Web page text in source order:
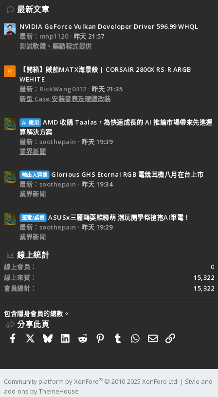
最新文章
NVIDIA GeForce Vulkan Developer Driver 596.99 WHQL
最新：mhp1120
昨天 21:57
測試軟體、驅動程式提供
R
【開箱】賊船MATX海景殼 | CORSAIR 2800X RS-R ARGB
WEHITE
最新：RickWang0412
昨天 21:35
新型 Case 安裝發表及硬體改裝
AI 應用 AMD 收購 Taalas，為快速成長的 AI 推論市場帶來先進運
算解決方案
最新：soothepain
昨天 19:39
業界新聞
輸出入週邊
Glorious GHS Eternal RGB 電競耳機八月在台上市
最新：soothepain
昨天 19:34
業界新聞
筆電/桌機 ASUSx三麗鷗耍酷聯萌 潮玩開學祭搶抱AI筆電！
最新：soothepain
昨天 19:29
業界新聞
線上統計
線上會員
0
線上來賓
15,322
會員總計
15,322
包含隱身會員的總數。
分享此頁
FacebookBlueskyLinkedIn
RedditPinterestTumblrWhatsApp
電子郵件
連結
Community platform by XenForo® © 2010-2025 XenForo Ltd. | Style and
add-ons by ThemeHouse